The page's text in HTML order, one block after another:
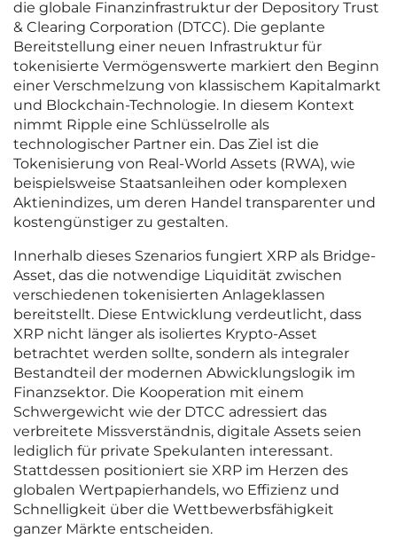
die globale Finanzinfrastruktur der Depository Trust
& Clearing Corporation (DTCC). Die geplante
Bereitstellung einer neuen Infrastruktur für
tokenisierte Vermögenswerte markiert den Beginn
einer Verschmelzung von klassischem Kapitalmarkt
und Blockchain-Technologie. In diesem Kontext
nimmt Ripple eine Schlüsselrolle als
technologischer Partner ein. Das Ziel ist die
Tokenisierung von Real-World Assets (RWA), wie
beispielsweise Staatsanleihen oder komplexen
Aktienindizes, um deren Handel transparenter und
kostengünstiger zu gestalten.
Innerhalb dieses Szenarios fungiert XRP als Bridge-
Asset, das die notwendige Liquidität zwischen
verschiedenen tokenisierten Anlageklassen
bereitstellt. Diese Entwicklung verdeutlicht, dass
XRP nicht länger als isoliertes Krypto-Asset
betrachtet werden sollte, sondern als integraler
Bestandteil der modernen Abwicklungslogik im
Finanzsektor. Die Kooperation mit einem
Schwergewicht wie der DTCC adressiert das
verbreitete Missverständnis, digitale Assets seien
lediglich für private Spekulanten interessant.
Stattdessen positioniert sie XRP im Herzen des
globalen Wertpapierhandels, wo Effizienz und
Schnelligkeit über die Wettbewerbsfähigkeit
ganzer Märkte entscheiden.